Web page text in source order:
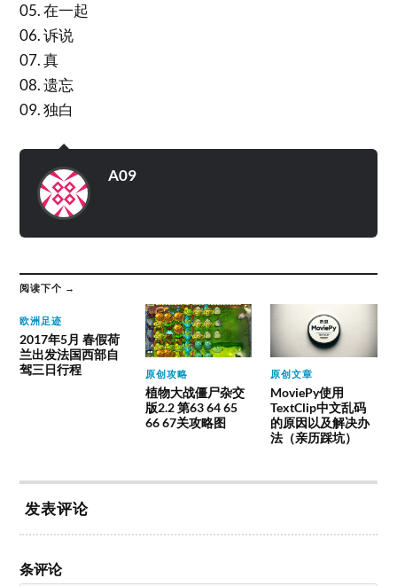
05. 在一起
06. 诉说
07. 真
08. 遗忘
09. 独白
A09
阅读下个 →
欧洲足迹
2017年5月 春假荷
兰出发法国西部自
驾三日行程
原创攻略
植物大战僵尸杂交
版2.2 第63 64 65
66 67关攻略图
原创文章
MoviePy使用
TextClip中文乱码
的原因以及解决办
法（亲历踩坑）
发表评论
条评论